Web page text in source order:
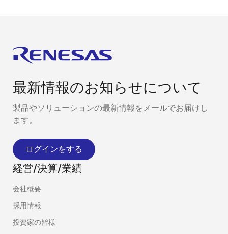
最新情報のお知らせについて
製品やソリューションの最新情報をメールでお届けし
ます。
ログインをする
経営/決算/業績
会社概要
採用情報
投資家の皆様